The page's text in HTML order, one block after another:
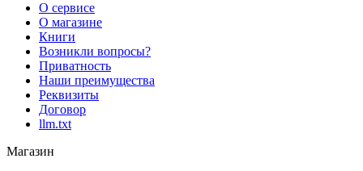
О сервисе
О магазине
Книги
Возникли вопросы?
Приватность
Наши преимущества
Реквизиты
Договор
llm.txt
Магазин